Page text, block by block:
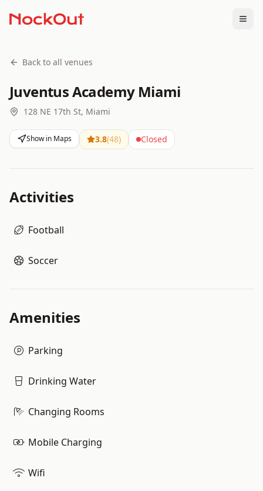
Back to all venues
Juventus Academy Miami
128 NE 17th St, Miami
Show in Maps 3.8(48) Closed
Activities
Football
Soccer
Amenities
Parking
Drinking Water
Changing Rooms
Mobile Charging
Wifi